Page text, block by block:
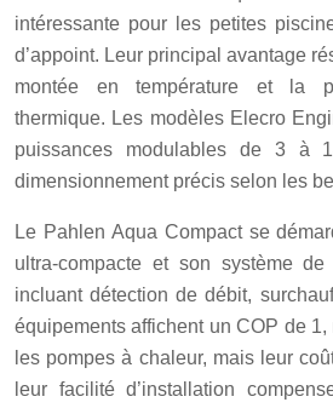
intéressante pour les petites
d’appoint. Leur principal avantage
montée en température et la
thermique. Les modèles Elecro
puissances modulables de 3 à
dimensionnement précis selon les
Le Pahlen Aqua Compact se
ultra-compacte et son système de
incluant détection de débit,
équipements affichent un COP de
les pompes à chaleur, mais leur
leur facilité d’installation